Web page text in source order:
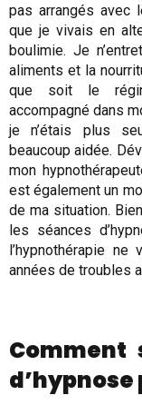
pas arrangés avec
que je vivais en
boulimie. Je
aliments et la
que soit le
accompagné dans
je n’étais plus
beaucoup aidée.
mon
est également un
de ma situation.
les séances
l’hypnothérapie
années de troubles
Comment